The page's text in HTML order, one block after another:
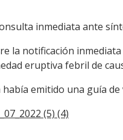
inmediata ante
la notificación
eruptiva febril de
emitido una guía
(5) (4)